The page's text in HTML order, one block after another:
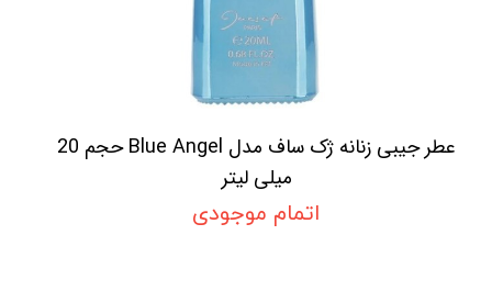
عطر جیبی زنانه ژک ساف مدل Blue Angel حجم 20
میلی لیتر
اتمام موجودی